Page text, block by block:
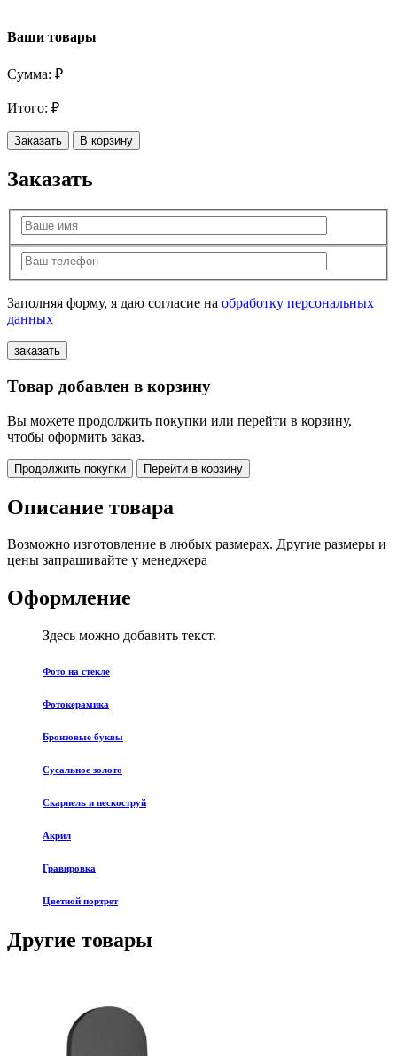
Ваши товары
Сумма: ₽
Итого: ₽
Заказать В корзину
Заказать
Заполняя форму, я даю согласие на обработку персональных
данных
Товар добавлен в корзину
Вы можете продолжить покупки или перейти в корзину,
чтобы оформить заказ.
Продолжить покупки Перейти в корзину
Описание товара
Возможно изготовление в любых размерах. Другие размеры и
цены запрашивайте у менеджера
Оформление
Здесь можно добавить текст.
Фото на стекле
Фотокерамика
Бронзовые буквы
Сусальное золото
Скарпель и пескоструй
Акрил
Гравировка
Цветной портрет
Другие товары